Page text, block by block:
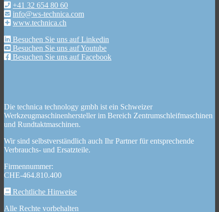
+41 32 654 80 60
info@ws-technica.com
www.technica.ch
Besuchen Sie uns auf Linkedin
Besuchen Sie uns auf Youtube
Besuchen Sie uns auf Facebook
Die technica technology gmbh ist ein Schweizer
Werkzeugmaschinenhersteller im Bereich Zentrumschleifmaschinen
und Rundtaktmaschinen.
Wir sind selbstverständlich auch Ihr Partner für entsprechende
Verbrauchs- und Ersatzteile.
Firmennummer:
CHE-464.810.400
Rechtliche Hinweise
Alle Rechte vorbehalten